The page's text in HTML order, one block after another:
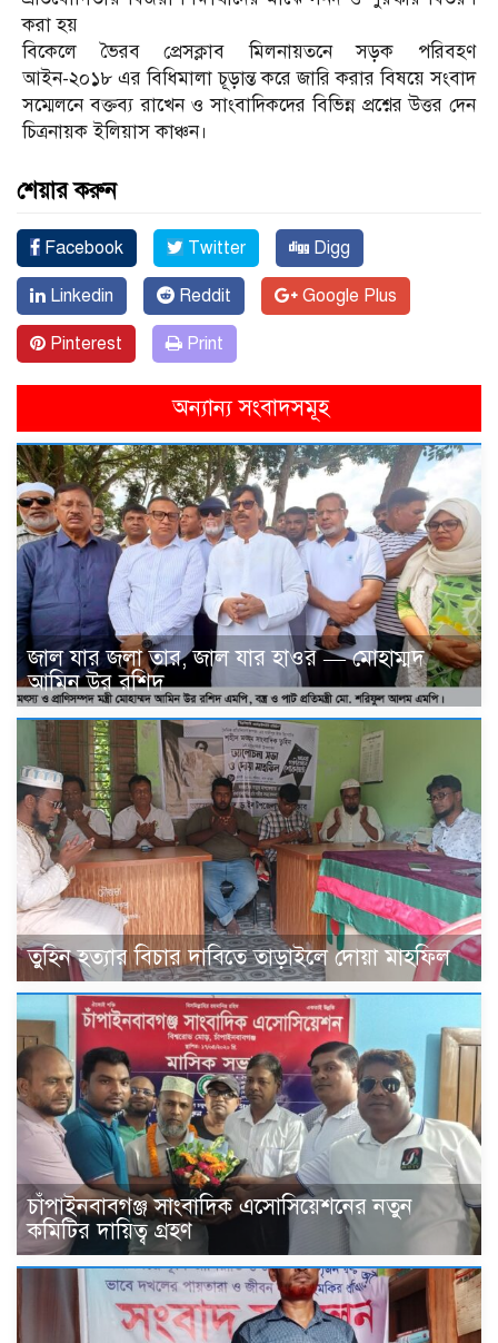
করা হয়
বিকেলে ভৈরব প্রেসক্লাব মিলনায়তনে সড়ক পরিবহণ
আইন-২০১৮ এর বিধিমালা চূড়ান্ত করে জারি করার বিষয়ে সংবাদ
সম্মেলনে বক্তব্য রাখেন ও সাংবাদিকদের বিভিন্ন প্রশ্নের উত্তর দেন
চিত্রনায়ক ইলিয়াস কাঞ্চন।
শেয়ার করুন
Facebook Twitter Digg
Linkedin Reddit Google Plus
Pinterest Print
অন্যান্য সংবাদসমূহ
জাল যার জলা তার, জাল যার হাওর — মোহাম্মদ
আমিন উর রশিদ
তুহিন হত্যার বিচার দাবিতে তাড়াইলে দোয়া মাহফিল
চাঁপাইনবাবগঞ্জ সাংবাদিক এসোসিয়েশনের নতুন
কমিটির দায়িত্ব গ্রহণ